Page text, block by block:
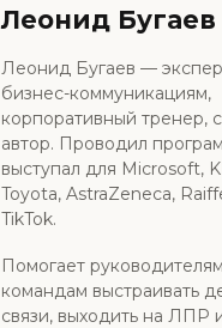
Леонид Бугаев
Леонид Бугаев —
бизнес-коммуникациям,
корпоративный тренер,
автор. Проводил
выступал для Microsoft,
Toyota, AstraZeneca,
TikTok.
Помогает
командам выстраивать
связи, выходить на ЛПР